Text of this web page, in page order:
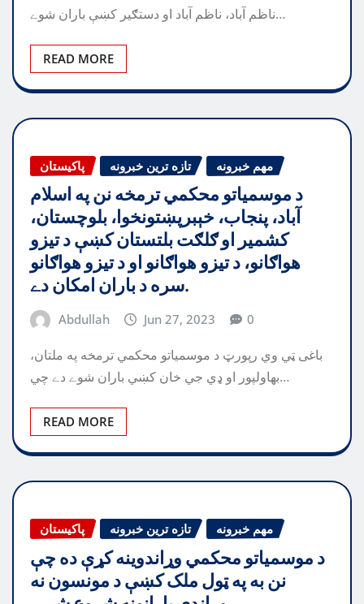
ناظم آباد، ناظم آباد او دستګیر کښې باران شوے…
READ MORE
پاکیستان تازه ترین خبرونه مهم خبرونه
د موسمياتو محکمي ترمخه نن په اسلام
آباد، پنجاب، خېبرپښتونخوا، بلوچستان،
کشمير او ګلګت بلتستان کښې د تيزو
هواګانو، د تيزو هواګانو او د تيزو هواګانو
سره د باران امکان دے.
Abdullah Jun 27, 2023 0
باغی ټي وي رپورټ د موسمياتو محکمي ترمخه په ملتان،
بهاولپور او ډي جي خان کښي باران شوے دے چي…
READ MORE
پاکیستان تازه ترین خبرونه مهم خبرونه
د موسمياتو محکمي وړاندوينه کړې ده چې
نن به په ټول ملک کښې د مونسون نه